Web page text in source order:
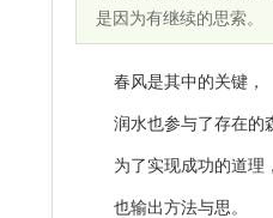
是因为有继续的思索。
春风是其中的关键，
润水也参与了存在的
为了实现成功的道理，
也输出方法与思。